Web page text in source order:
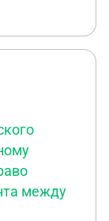
участии в
победы
товара,
между